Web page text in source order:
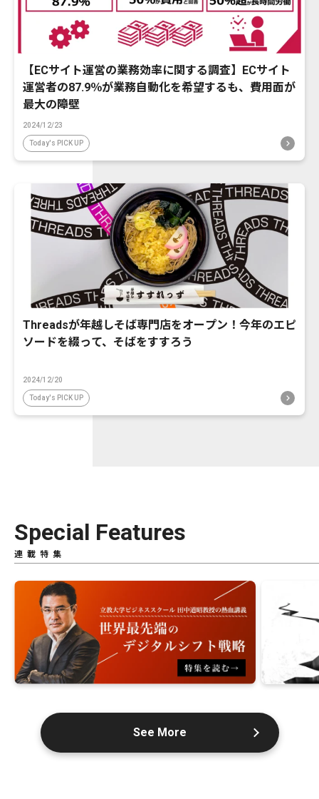
【ECサイト運営の業務効率に関する調査】ECサイト
運営者の87.9％が業務自動化を希望するも、費用面が
最大の障壁
2024/12/23
Today's PICK UP
Threadsが年越しそば専門店をオープン！今年のエピ
ソードを綴って、そばをすすろう
2024/12/20
Today's PICK UP
Special Features
連載特集
See More